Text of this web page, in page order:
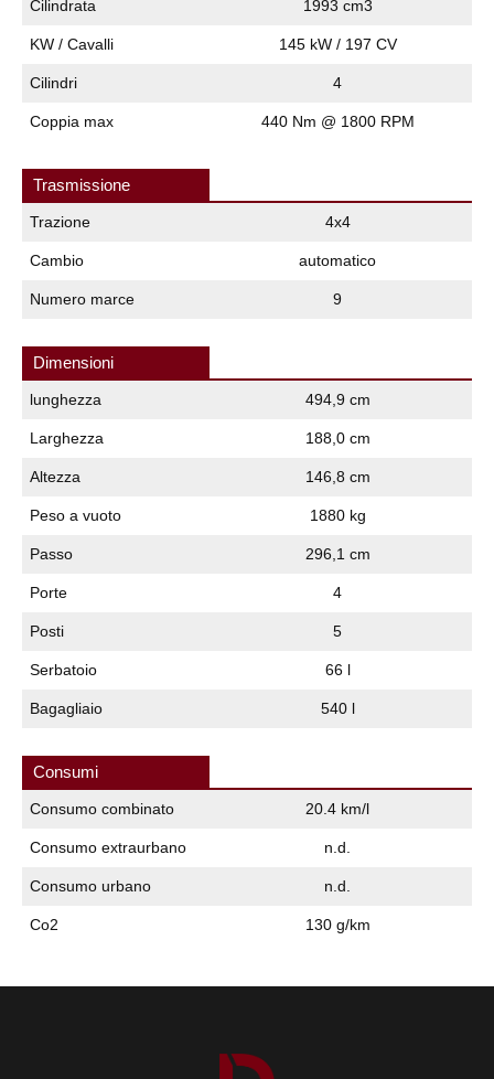
Cilindrata 1993 cm3
KW / Cavalli 145 kW / 197 CV
Cilindri 4
Coppia max 440 Nm @ 1800 RPM
Trasmissione
Trazione 4x4
Cambio automatico
Numero marce 9
Dimensioni
lunghezza 494,9 cm
Larghezza 188,0 cm
Altezza 146,8 cm
Peso a vuoto 1880 kg
Passo 296,1 cm
Porte 4
Posti 5
Serbatoio 66 l
Bagagliaio 540 l
Consumi
Consumo combinato 20.4 km/l
Consumo extraurbano n.d.
Consumo urbano n.d.
Co2 130 g/km